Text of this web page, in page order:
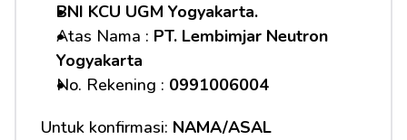
BNI KCU UGM Yogyakarta.
Atas Nama : PT. Lembimjar Neutron
Yogyakarta
No. Rekening : 0991006004
Untuk konfirmasi: NAMA/ASAL